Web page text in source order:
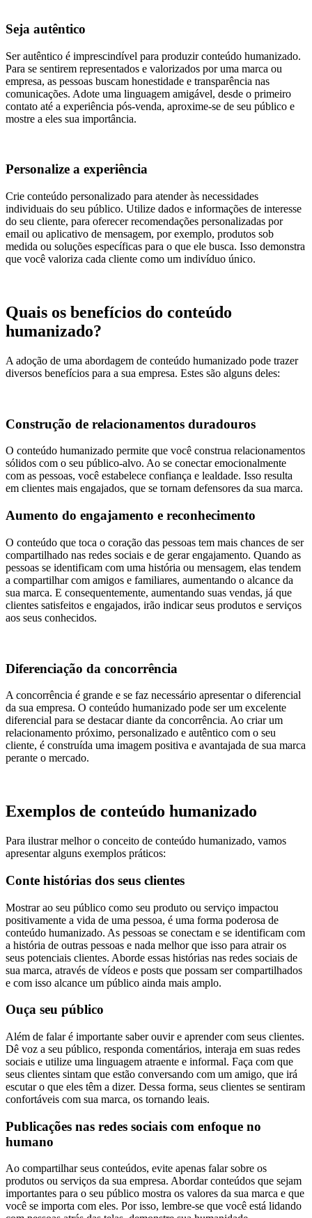
Seja autêntico
Ser autêntico é imprescindível para produzir conteúdo humanizado.
Para se sentirem representados e valorizados por uma marca ou
empresa, as pessoas buscam honestidade e transparência nas
comunicações. Adote uma linguagem amigável, desde o primeiro
contato até a experiência pós-venda, aproxime-se de seu público e
mostre a eles sua importância.
Personalize a experiência
Crie conteúdo personalizado para atender às necessidades
individuais do seu público. Utilize dados e informações de interesse
do seu cliente, para oferecer recomendações personalizadas por
email ou aplicativo de mensagem, por exemplo, produtos sob
medida ou soluções específicas para o que ele busca. Isso demonstra
que você valoriza cada cliente como um indivíduo único.
Quais os benefícios do conteúdo
humanizado?
A adoção de uma abordagem de conteúdo humanizado pode trazer
diversos benefícios para a sua empresa. Estes são alguns deles:
Construção de relacionamentos duradouros
O conteúdo humanizado permite que você construa relacionamentos
sólidos com o seu público-alvo. Ao se conectar emocionalmente
com as pessoas, você estabelece confiança e lealdade. Isso resulta
em clientes mais engajados, que se tornam defensores da sua marca.
Aumento do engajamento e reconhecimento
O conteúdo que toca o coração das pessoas tem mais chances de ser
compartilhado nas redes sociais e de gerar engajamento. Quando as
pessoas se identificam com uma história ou mensagem, elas tendem
a compartilhar com amigos e familiares, aumentando o alcance da
sua marca. E consequentemente, aumentando suas vendas, já que
clientes satisfeitos e engajados, irão indicar seus produtos e serviços
aos seus conhecidos.
Diferenciação da concorrência
A concorrência é grande e se faz necessário apresentar o diferencial
da sua empresa. O conteúdo humanizado pode ser um excelente
diferencial para se destacar diante da concorrência. Ao criar um
relacionamento próximo, personalizado e autêntico com o seu
cliente, é construída uma imagem positiva e avantajada de sua marca
perante o mercado.
Exemplos de conteúdo humanizado
Para ilustrar melhor o conceito de conteúdo humanizado, vamos
apresentar alguns exemplos práticos:
Conte histórias dos seus clientes
Mostrar ao seu público como seu produto ou serviço impactou
positivamente a vida de uma pessoa, é uma forma poderosa de
conteúdo humanizado. As pessoas se conectam e se identificam com
a história de outras pessoas e nada melhor que isso para atrair os
seus potenciais clientes. Aborde essas histórias nas redes sociais de
sua marca, através de vídeos e posts que possam ser compartilhados
e com isso alcance um público ainda mais amplo.
Ouça seu público
Além de falar é importante saber ouvir e aprender com seus clientes.
Dê voz a seu público, responda comentários, interaja em suas redes
sociais e utilize uma linguagem atraente e informal. Faça com que
seus clientes sintam que estão conversando com um amigo, que irá
escutar o que eles têm a dizer. Dessa forma, seus clientes se sentiram
confortáveis com sua marca, os tornando leais.
Publicações nas redes sociais com enfoque no
humano
Ao compartilhar seus conteúdos, evite apenas falar sobre os
produtos ou serviços da sua empresa. Abordar conteúdos que sejam
importantes para o seu público mostra os valores da sua marca e que
você se importa com eles. Por isso, lembre-se que você está lidando